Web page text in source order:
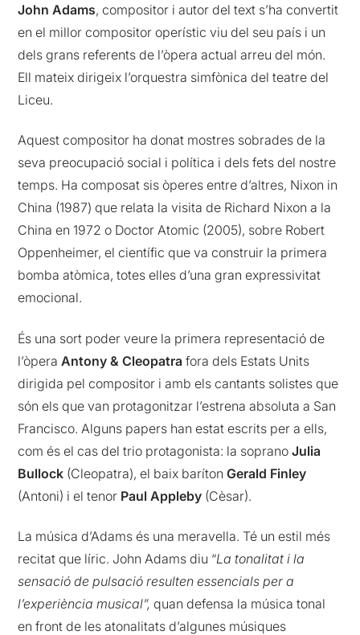
John Adams, compositor i autor del text s’ha convertit
en el millor compositor operístic viu del seu país i un
dels grans referents de l’òpera actual arreu del món.
Ell mateix dirigeix l’orquestra simfònica del teatre del
Liceu.
Aquest compositor ha donat mostres sobrades de la
seva preocupació social i política i dels fets del nostre
temps. Ha composat sis òperes entre d’altres, Nixon in
China (1987) que relata la visita de Richard Nixon a la
China en 1972 o Doctor Atomic (2005), sobre Robert
Oppenheimer, el científic que va construir la primera
bomba atòmica, totes elles d’una gran expressivitat
emocional.
És una sort poder veure la primera representació de
l’òperaAntony & Cleopatra fora dels Estats Units
dirigida pel compositor i amb els cantants solistes que
són els que van protagonitzar l’estrena absoluta a San
Francisco. Alguns papers han estat escrits per a ells,
com és el cas del trio protagonista: la sopranoJulia
Bullock (Cleopatra), el baix barítonGerald Finley
(Antoni) i el tenor Paul Appleby (Cèsar).
La música d’Adams és una meravella. Té un estil més
recitat que líric. John Adams diu “La tonalitat i la
sensació de pulsació resulten essencials per a
l’experiència musical”,quan defensa la música tonal
en front de les atonalitats d’algunes músiques